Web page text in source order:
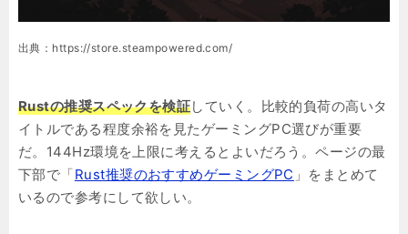
出典：https://store.steampowered.com/
Rustの推奨スペックを検証していく。比較的負荷の高いタ
イトルである程度余裕を見たゲーミングPC選びが重要
だ。144Hz環境を上限に考えるとよいだろう。ページの最
下部で「Rust推奨のおすすめゲーミングPC 」をまとめて
いるので参考にして欲しい。